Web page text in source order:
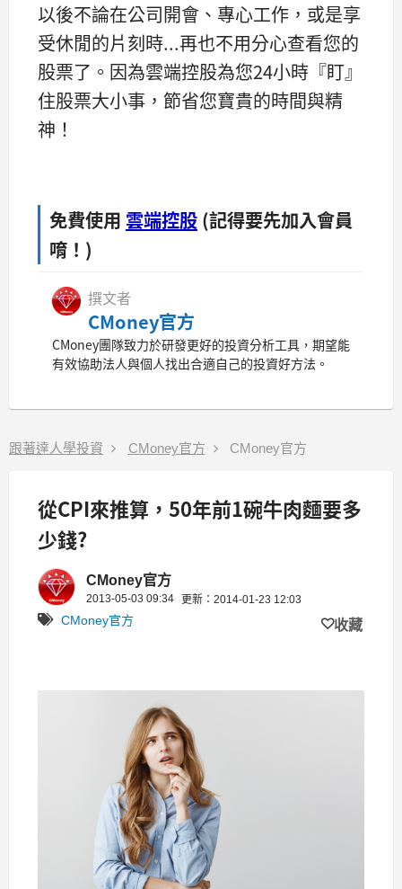
以後不論在公司開會、專心工作，或是享
受休閒的片刻時...再也不用分心查看您的
股票了。因為雲端控股為您24小時『盯』
住股票大小事，節省您寶貴的時間與精
神！
免費使用 雲端控股 (記得要先加入會員
唷！)
撰文者
CMoney官方
CMoney團隊致力於研發更好的投資分析工具，期望能
有效協助法人與個人找出合適自己的投資好方法。
跟著達人學投資 CMoney官方 CMoney官方
從CPI來推算，50年前1碗牛肉麵要多
少錢?
CMoney官方
2013-05-03 09:34 更新：2014-01-23 12:03
CMoney官方 收藏